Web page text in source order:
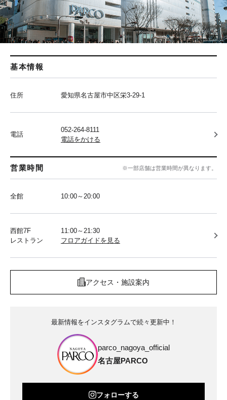
基本情報
住所 愛知県名古屋市中区栄3-29-1
電話
052-264-8111
電話をかける
営業時間 ※一部店舗は営業時間が異なります。
全館 10:00～20:00
西館7F
レストラン
11:00～21:30
フロアガイドを見る
アクセス・施設案内
最新情報をインスタグラムで続々更新中！
parco_nagoya_official
名古屋PARCO
フォローする